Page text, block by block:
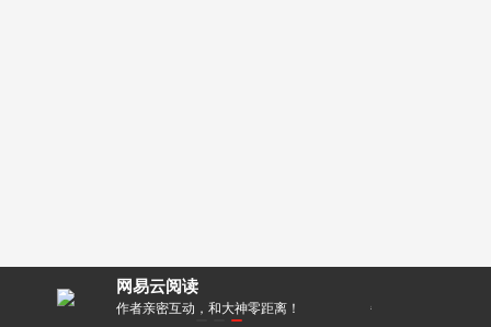
网易云阅读
作者亲密互动，和大神零距离！ 每天都有阅点领，免费